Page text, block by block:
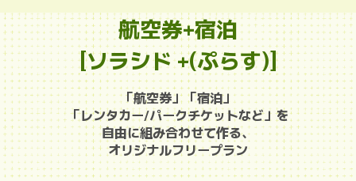
航空券+宿泊
[ソラシド +(ぷらす)]
「航空券」「宿泊」
「レンタカー/パークチケットなど」を
自由に組み合わせて作る、
オリジナルフリープラン